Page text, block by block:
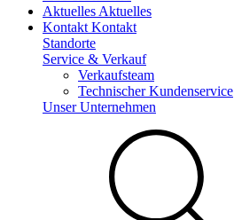
Aktuelles Aktuelles
Kontakt Kontakt
Standorte
Service & Verkauf
Verkaufsteam
Technischer Kundenservice
Unser Unternehmen